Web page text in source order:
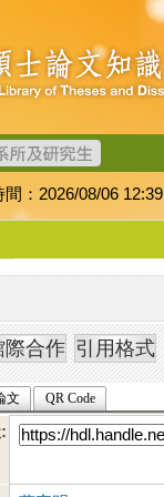
：2026/08/06 12:39
文 QR Code
: